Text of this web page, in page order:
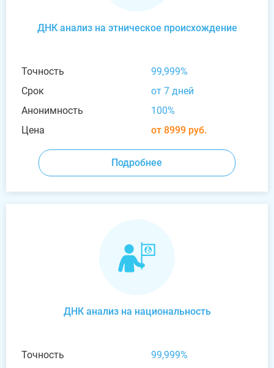
ДНК анализ на этническое происхождение
Точность
99,999%
Срок
от 7 дней
Анонимность
100%
Цена
от 8999 руб.
Подробнее
ДНК анализ на национальность
Точность
99,999%